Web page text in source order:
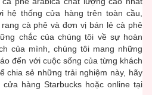
hệ thống cửa hàng trên toàn cầu,
cà phê và đơn vị bán lẻ cà phê
chắc của chúng tôi về sự hoàn
của mình, chúng tôi mang những
đến với cuộc sống của từng khách
chia sẻ những trải nghiệm này, hãy
hàng Starbucks hoặc online tại